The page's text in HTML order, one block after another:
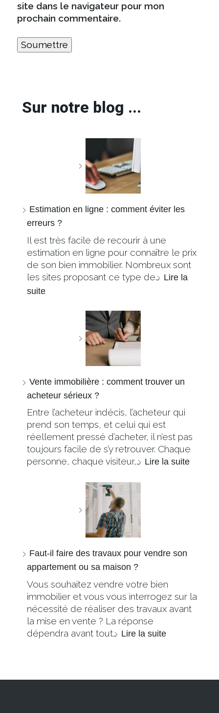
site dans le navigateur pour mon
prochain commentaire.
Sur notre blog ...
Estimation en ligne : comment éviter les
erreurs ?
Il est très facile de recourir à une
estimation en ligne pour connaître le prix
de son bien immobilier. Nombreux sont
les sites proposant ce type de… Lire la
suite
Vente immobilière : comment trouver un
acheteur sérieux ?
Entre l’acheteur indécis, l’acheteur qui
prend son temps, et celui qui est
réellement pressé d’acheter, il n’est pas
toujours facile de s’y retrouver. Chaque
personne, chaque visiteur,… Lire la suite
Faut-il faire des travaux pour vendre son
appartement ou sa maison ?
Vous souhaitez vendre votre bien
immobilier et vous vous interrogez sur la
nécessité de réaliser des travaux avant
la mise en vente ? La réponse
dépendra avant tout… Lire la suite